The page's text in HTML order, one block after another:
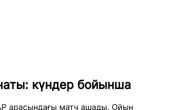
күндер бойынша
арасындағы матч ашады. Ойын